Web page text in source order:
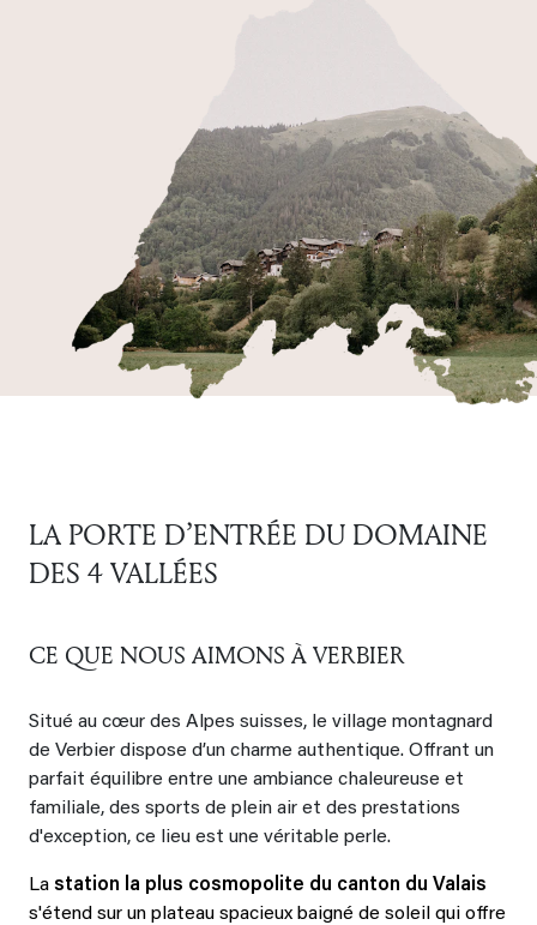
LA PORTE D’ENTRÉE DU DOMAINE
DES 4 VALLÉES
CE QUE NOUS AIMONS À VERBIER
Situé au cœur des Alpes suisses, le village montagnard
de Verbier dispose d’un charme authentique. Offrant un
parfait équilibre entre une ambiance chaleureuse et
familiale, des sports de plein air et des prestations
d'exception, ce lieu est une véritable perle.
La station la plus cosmopolite du canton du Valais
s'étend sur un plateau spacieux baigné de soleil qui offre